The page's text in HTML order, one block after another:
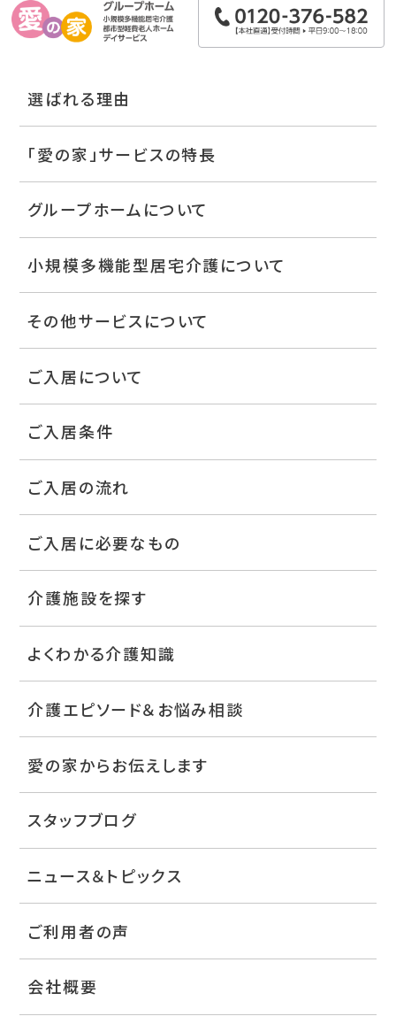
選ばれる理由
「愛の家」サービスの特長
グループホームについて
小規模多機能型居宅介護について
その他サービスについて
ご入居について
ご入居条件
ご入居の流れ
ご入居に必要なもの
介護施設を探す
よくわかる介護知識
介護エピソード＆お悩み相談
愛の家からお伝えします
スタッフブログ
ニュース＆トピックス
ご利用者の声
会社概要